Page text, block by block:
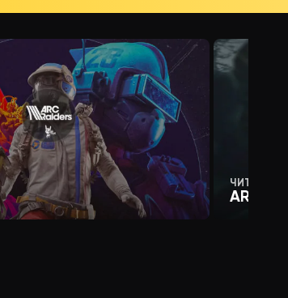
ЧИТЫ ДЛЯ
ARENA